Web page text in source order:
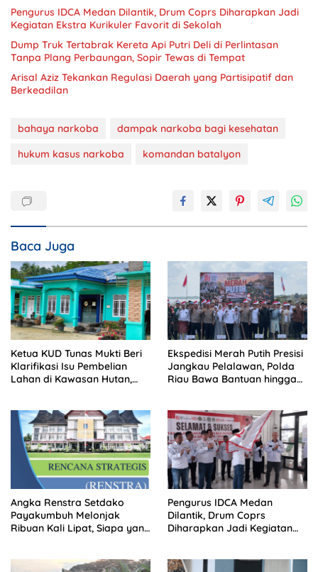
Pengurus IDCA Medan Dilantik, Drum Coprs Diharapkan Jadi
Kegiatan Ekstra Kurikuler Favorit di Sekolah
Dump Truk Tertabrak Kereta Api Putri Deli di Perlintasan
Tanpa Plang Perbaungan, Sopir Tewas di Tempat
Arisal Aziz Tekankan Regulasi Daerah yang Partisipatif dan
Berkeadilan
bahaya narkoba
dampak narkoba bagi kesehatan
hukum kasus narkoba
komandan batalyon
Baca Juga
Ketua KUD Tunas Mukti Beri
Klarifikasi Isu Pembelian
Lahan di Kawasan Hutan,
Ekspedisi Merah Putih Presisi
Jangkau Pelalawan, Polda
Riau Bawa Bantuan hingga
Angka Renstra Setdako
Payakumbuh Melonjak
Ribuan Kali Lipat, Siapa yang
Pengurus IDCA Medan
Dilantik, Drum Coprs
Diharapkan Jadi Kegiatan